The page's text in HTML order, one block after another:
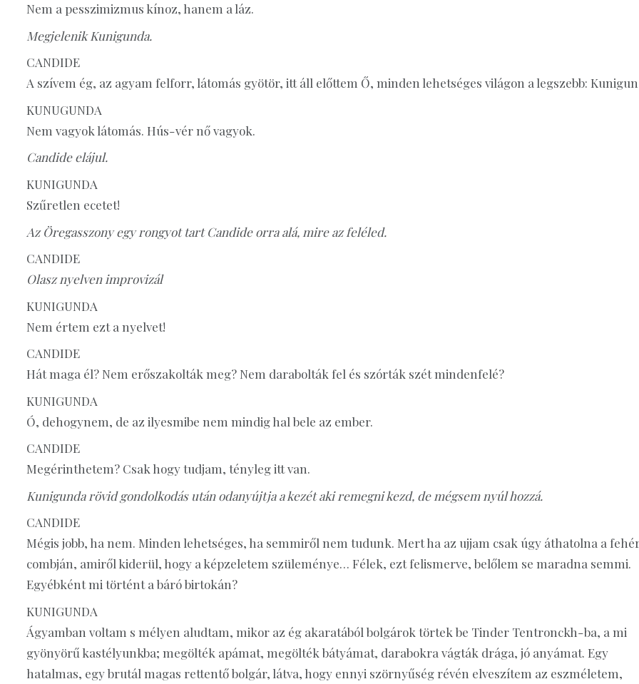
Nem a pesszimizmus kínoz, hanem a láz.
Megjelenik Kunigunda.
CANDIDE
A szívem ég, az agyam felforr, látomás gyötör, itt áll előttem Ő, minden lehetséges világon a legszebb:
KUNUGUNDA
Nem vagyok látomás. Hús-vér nő vagyok.
Candide elájul.
KUNIGUNDA
Szűretlen ecetet!
Az Öregasszony egy rongyot tart Candide orra alá, mire az feléled.
CANDIDE
Olasz nyelven improvizál
KUNIGUNDA
Nem értem ezt a nyelvet!
CANDIDE
Hát maga él? Nem erőszakolták meg? Nem darabolták fel és szórták szét mindenfelé?
KUNIGUNDA
Ó, dehogynem, de az ilyesmibe nem mindig hal bele az ember.
CANDIDE
Megérinthetem? Csak hogy tudjam, tényleg itt van.
Kunigunda rövid gondolkodás után odanyújtja a kezét aki remegni kezd, de mégsem nyúl hozzá.
CANDIDE
Mégis jobb, ha nem. Minden lehetséges, ha semmiről nem tudunk. Mert ha az ujjam csak úgy áthatolna a
combján, amiről kiderül, hogy a képzeletem szüleménye… Félek, ezt felismerve, belőlem se maradna semmi.
Egyébként mi történt a báró birtokán?
KUNIGUNDA
Ágyamban voltam s mélyen aludtam, mikor az ég akaratából bolgárok törtek be Tinder Tentronckh-ba, a mi
gyönyörű kastélyunkba; megölték apámat, megölték bátyámat, darabokra vágták drága, jó anyámat. Egy
hatalmas, egy brutál magas rettentő bolgár, látva, hogy ennyi szörnyűség révén elveszítem az eszméletem,